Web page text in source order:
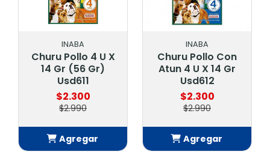
INABA
Churu Pollo 4 U X
14 Gr (56 Gr)
Usd611
$2.300
$2.990
Agregar
INABA
Churu Pollo Con
Atun 4 U X 14 Gr
Usd612
$2.300
$2.990
Agregar